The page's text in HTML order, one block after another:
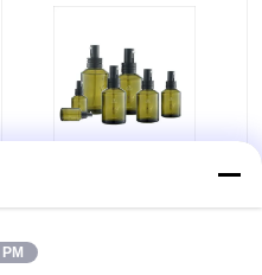
em volta do ombro de
Sidelind